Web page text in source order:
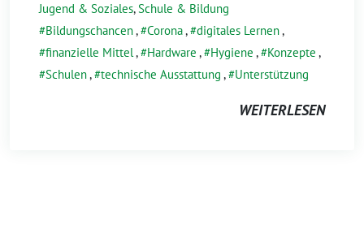
Jugend & Soziales,Schule & Bildung
Bildungschancen, Corona, digitales Lernen,
finanzielle Mittel, Hardware , Hygiene , Konzepte ,
Schulen, technische Ausstattung , Unterstützung
WEITERLESEN